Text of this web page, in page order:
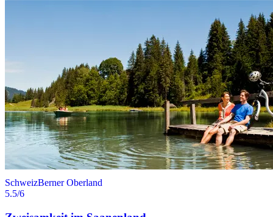
SchweizBerner Oberland
5.5/6